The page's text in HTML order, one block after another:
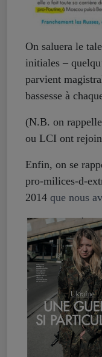
On saluera le
initiales –
parvient
bassesse à
(N.B. on
ou LCI ont
Enfin, on se
pro-milices-d-
2014 que nous